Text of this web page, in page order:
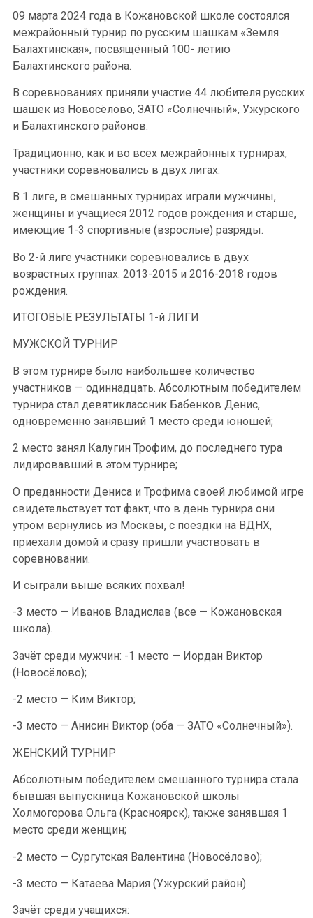
09 марта 2024 года в Кожановской школе состоялся
межрайонный турнир по русским шашкам «Земля
Балахтинская», посвящённый 100- летию
Балахтинского района.
В соревнованиях приняли участие 44 любителя русских
шашек из Новосёлово, ЗАТО «Солнечный», Ужурского
и Балахтинского районов.
Традиционно, как и во всех межрайонных турнирах,
участники соревновались в двух лигах.
В 1 лиге, в смешанных турнирах играли мужчины,
женщины и учащиеся 2012 годов рождения и старше,
имеющие 1-3 спортивные (взрослые) разряды.
Во 2-й лиге участники соревновались в двух
возрастных группах: 2013-2015 и 2016-2018 годов
рождения.
ИТОГОВЫЕ РЕЗУЛЬТАТЫ 1-й ЛИГИ
МУЖСКОЙ ТУРНИР
В этом турнире было наибольшее количество
участников — одиннадцать. Абсолютным победителем
турнира стал девятиклассник Бабенков Денис,
одновременно занявший 1 место среди юношей;
2 место занял Калугин Трофим, до последнего тура
лидировавший в этом турнире;
О преданности Дениса и Трофима своей любимой игре
свидетельствует тот факт, что в день турнира они
утром вернулись из Москвы, с поездки на ВДНХ,
приехали домой и сразу пришли участвовать в
соревновании.
И сыграли выше всяких похвал!
-3 место — Иванов Владислав (все — Кожановская
школа).
Зачёт среди мужчин: -1 место — Иордан Виктор
(Новосёлово);
-2 место — Ким Виктор;
-3 место — Анисин Виктор (оба — ЗАТО «Солнечный»).
ЖЕНСКИЙ ТУРНИР
Абсолютным победителем смешанного турнира стала
бывшая выпускница Кожановской школы
Холмогорова Ольга (Красноярск), также занявшая 1
место среди женщин;
-2 место — Сургутская Валентина (Новосёлово);
-3 место — Катаева Мария (Ужурский район).
Зачёт среди учащихся: